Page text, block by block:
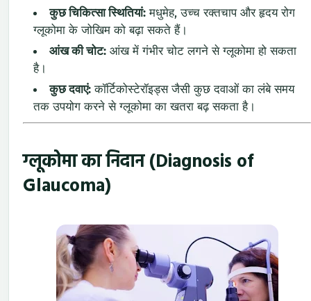
कुछ चिकित्सा स्थितियां:मधुमेह, उच्च रक्तचाप और हृदय रोग
ग्लूकोमा के जोखिम को बढ़ा सकते हैं।
आंख की चोट: आंख में गंभीर चोट लगने से ग्लूकोमा हो सकता
है।
कुछ दवाएं:कॉर्टिकोस्टेरॉइड्स जैसी कुछ दवाओं का लंबे समय
तक उपयोग करने से ग्लूकोमा का खतरा बढ़ सकता है।
ग्लूकोमा का निदान (Diagnosis of
Glaucoma)